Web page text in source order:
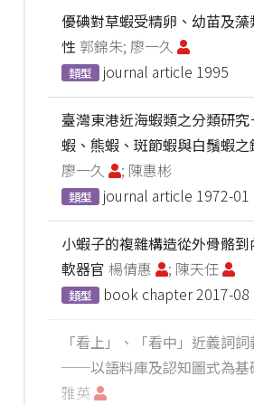
優碘對草蝦受精卵、幼苗及藻
性 郭錦朱; 廖一久
類型 journal article 1995
臺灣東港近海蝦類之分類研究
蝦、熊蝦、斑節蝦與白鬚蝦之
廖一久
; 陳惠彬
類型 journal article 1972-01
小蝦子的複雜構造從外骨骼到
軟器官 楊倩惠 ; 陳天任
類型 book chapter2017-08
「看上」、「看中」近義詞
──以語料庫及認知圖式為基
雅英